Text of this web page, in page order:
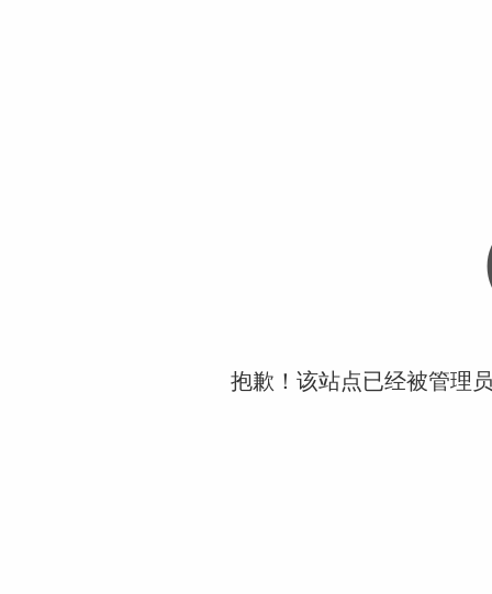
抱歉！该站点已经被管理